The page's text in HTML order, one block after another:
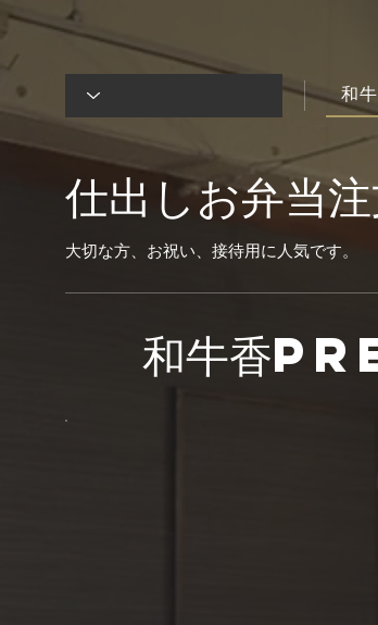
仕出しお弁当
大切な方、お祝い、接待用に人気です。
和牛香
和